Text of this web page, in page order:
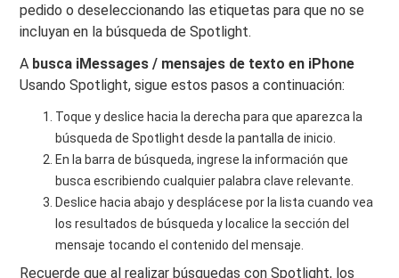
pedido o deseleccionando las etiquetas para que no se
incluyan en la búsqueda de Spotlight.
A busca iMessages / mensajes de texto en iPhone
Usando Spotlight, sigue estos pasos a continuación:
Toque y deslice hacia la derecha para que aparezca la
búsqueda de Spotlight desde la pantalla de inicio.
En la barra de búsqueda, ingrese la información que
busca escribiendo cualquier palabra clave relevante.
Deslice hacia abajo y desplácese por la lista cuando vea
los resultados de búsqueda y localice la sección del
mensaje tocando el contenido del mensaje.
Recuerde que al realizar búsquedas con Spotlight, los